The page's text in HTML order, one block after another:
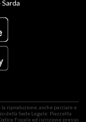
riproduzione, anche parziale e
della Sede Legale: Piazzetta
Fiscale ed iscrizione presso